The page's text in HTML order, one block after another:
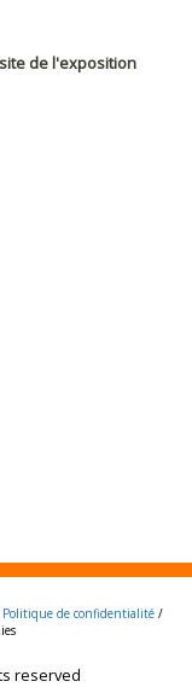
de l'exposition
Politique de confidentialité /
reserved